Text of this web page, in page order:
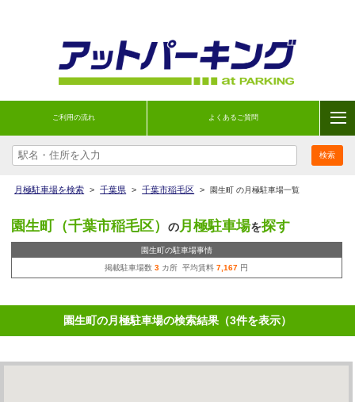
ご利用の流れ よくあるご質問
月極駐車場を検索 > 千葉県 > 千葉市稲毛区 > 園生町 の月極駐車場一覧
園生町（千葉市稲毛区） の月極駐車場を探す
園生町の駐車場事情
掲載駐車場数3 カ所 平均賃料7,167 円
園生町の月極駐車場の検索結果（3件を表示）